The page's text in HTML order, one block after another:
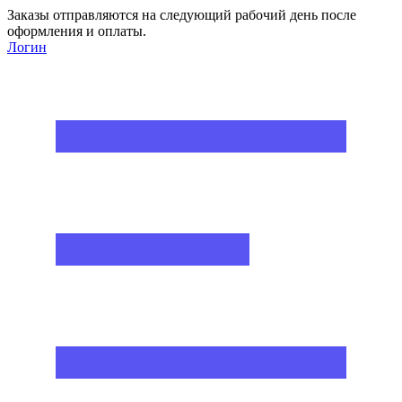
Заказы отправляются на следующий рабочий день после
оформления и оплаты.
Логин